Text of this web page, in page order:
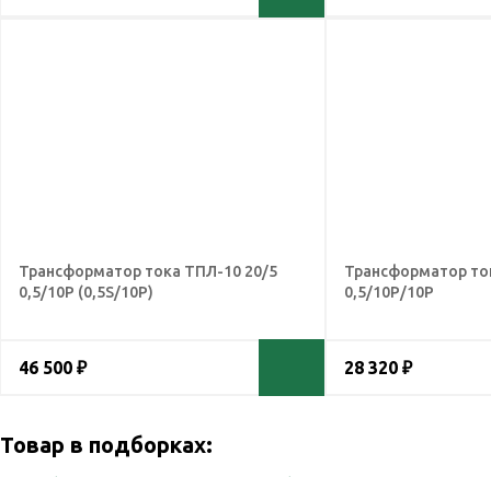
Трансформатор тока ТПЛ-10 20/5
0,5/10Р (0,5S/10Р)
46 500 ₽
Трансформатор
0,5/10Р/10Р
28 320 ₽
Товар в подборках: